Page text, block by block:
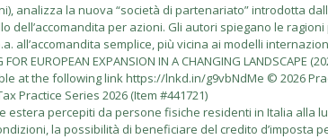
analizza la nuova “società di partenariato” introdotta
per azioni. Gli autori spiegano le
all’accomandita semplice, più vicina ai modelli
EUROPEAN EXPANSION IN A CHANGING
the following link https://lnkd.in/g9vbNdMe © 2026
Practice Series 2026 (Item #441721)
percepiti da persone fisiche residenti in Italia alla
la possibilità di beneficiare del credito d’imposta